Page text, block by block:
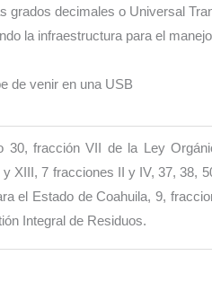
grados decimales o Universal
la infraestructura para el
de venir en una USB
30, fracción VII de la Ley
XIII, 7 fracciones II y IV, 37, 38,
el Estado de Coahuila, 9,
Integral de Residuos.